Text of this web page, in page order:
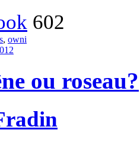
602
, owni
ou roseau?